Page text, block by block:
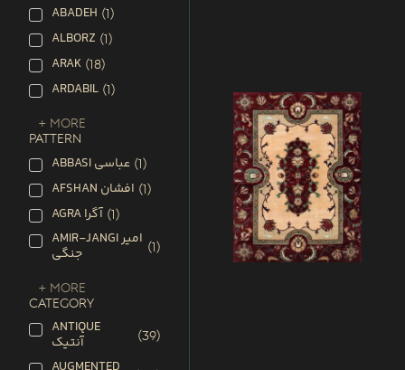
ABADEH (1)
ALBORZ (1)
ARAK (18)
ARDABIL (1)
+ More
PATTERN
ABBASI عباسی (1)
AFSHAN افشان (1)
AGRA آگرا (1)
AMIR-JANGI امیر
جنگی (1)
+ More
CATEGORY
ANTIQUE
آنتیک (39)